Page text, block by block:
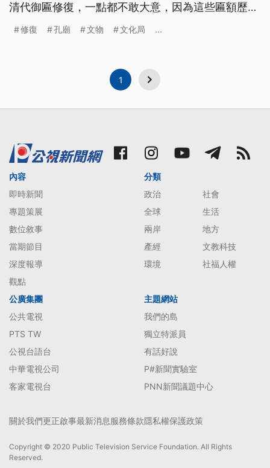
清代御匾修復，一點都不敢大意，因為這些匾額歷史
是不對外開放，但這次台南市文化局特別開放給民眾
然不懂啦，可是究竟這個平常別的地
修復 孔廟 文物 文化局 ...
1
內容
即時新聞
專題策展
數位敘事
當期節目
深度報導
觀點
分類
政治
社會
全球
生活
兩岸
地方
產經
文教科技
環境
社福人權
公廣集團
公共電視
PTS TW
公視台語台
中華電視公司
客家電視台
主題網站
我們的島
獨立特派員
有話好說
P#新聞實驗室
PNN新聞議題中心
關於我們更正啟事最新消息服務條款隱私權保護政策
Copyright © 2020 Public Television Service Foundation. All Rights
Reserved.